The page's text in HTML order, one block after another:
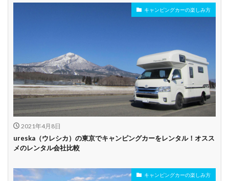
駅配車あり 多言語対応 年末年始営業
配車サービスあり
マイカー預かりあ
り
カード支払い可
ビジネス利用 カップル向き ファミリー向き
キャンピングカーの楽しみ方
2021年4月8日
ureska（ウレシカ）の東京でキャンピングカーをレンタル！オスス
メのレンタル会社比較
キャンピングカーの楽しみ方